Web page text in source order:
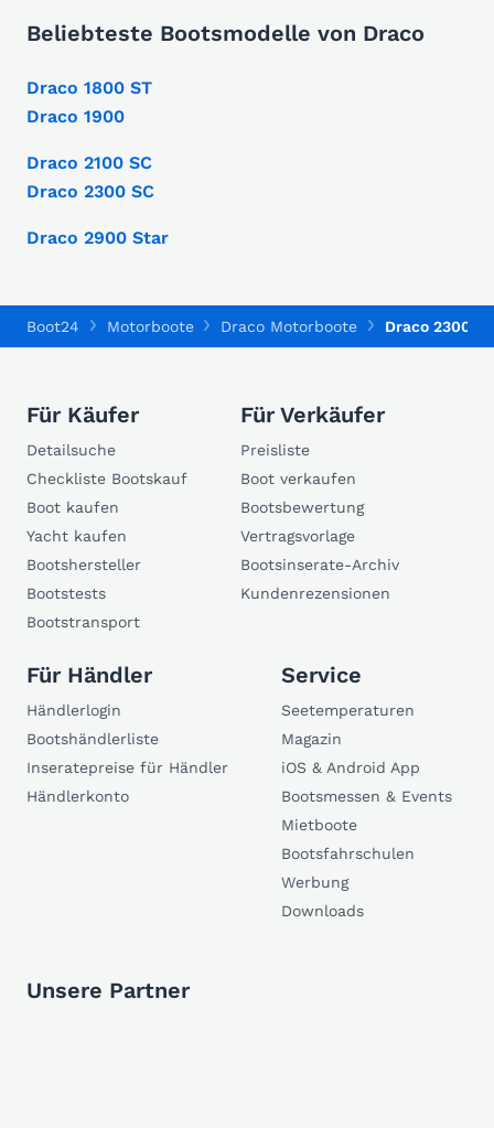
Beliebteste Bootsmodelle von Draco
Draco 1800 ST
Draco 1900
Draco 2100 SC
Draco 2300 SC
Draco 2900 Star
Boot24 Motorboote Draco Motorboote Draco 2300
Für Käufer
Detailsuche
Checkliste Bootskauf
Boot kaufen
Yacht kaufen
Bootshersteller
Bootstests
Bootstransport
Für Verkäufer
Preisliste
Boot verkaufen
Bootsbewertung
Vertragsvorlage
Bootsinserate-Archiv
Kundenrezensionen
Für Händler
Händlerlogin
Bootshändlerliste
Inseratepreise für Händler
Händlerkonto
Service
Seetemperaturen
Magazin
iOS & Android App
Bootsmessen & Events
Mietboote
Bootsfahrschulen
Werbung
Downloads
Unsere Partner